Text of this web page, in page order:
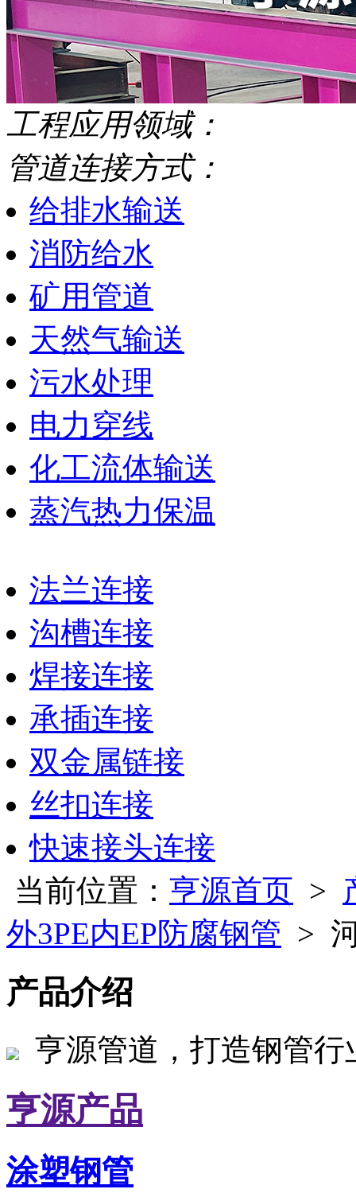
工程应用领域：
管道连接方式：
给排水输送
消防给水
矿用管道
天然气输送
污水处理
电力穿线
化工流体输送
蒸汽热力保温
法兰连接
沟槽连接
焊接连接
承插连接
双金属链接
丝扣连接
快速接头连接
当前位置： 亨源首页 >
外3PE内EP防腐钢管 >
产品介绍
亨源管道，打造钢管
亨源产品
涂塑钢管